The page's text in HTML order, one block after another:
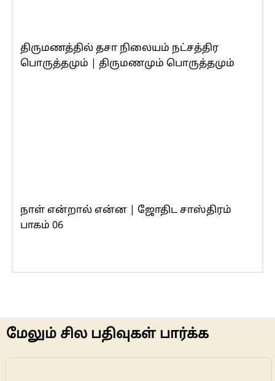
திருமணத்தில் தசா நிலையம் நட்சத்திர
பொருத்தமும் | திருமணமும் பொருத்தமும்
நாள் என்றால் என்ன | ஜோதிட சாஸ்திரம்
பாகம் 06
மேலும் சில பதிவுகள் பார்க்க